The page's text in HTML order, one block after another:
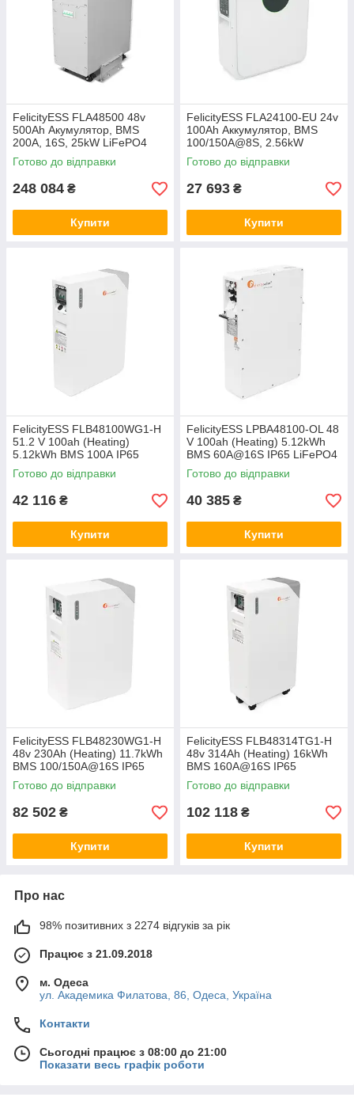
FelicityESS FLA48500 48v
500Ah Акумулятор, BMS
200A, 16S, 25kW LiFePO4
акумуляторна батарея літій-
залізо-фосфат, ферум
Готово до відправки
248 084 ₴
Купити
FelicityESS FLA24100-EU 24v
100Ah Аккумулятор, BMS
100/150A@8S, 2.56kW
LiFePO4 аккумуляторная
батарея литий-железо-
Готово до відправки
27 693 ₴
Купити
FelicityESS FLB48100WG1-H
51.2 V 100ah (Heating)
5.12kWh BMS 100А IP65
LiFePO4 з підігрівом
акумулятор батарея літій-
Готово до відправки
42 116 ₴
Купити
FelicityESS LPBA48100-OL 48
V 100ah (Heating) 5.12kWh
BMS 60A@16S IP65 LiFePO4
з підігрівом акумулятор
батарея літій-залізо-фосфат
Готово до відправки
40 385 ₴
Купити
FelicityESS FLB48230WG1-H
48v 230Ah (Heating) 11.7kWh
BMS 100/150A@16S IP65
LiFePO4 з підігрівом
акумулятор літій-залізо-
Готово до відправки
82 502 ₴
Купити
FelicityESS FLB48314TG1-H
48v 314Ah (Heating) 16kWh
BMS 160A@16S IP65
LiFePO4 з підігрівом
акумулятор батарея літій-
Готово до відправки
102 118 ₴
Купити
Про нас
98% позитивних з 2274 відгуків за рік
Працює з 21.09.2018
м. Одеса
ул. Академика Филатова, 86, Одеса, Україна
Контакти
Сьогодні працює з 08:00 до 21:00
Показати весь графік роботи